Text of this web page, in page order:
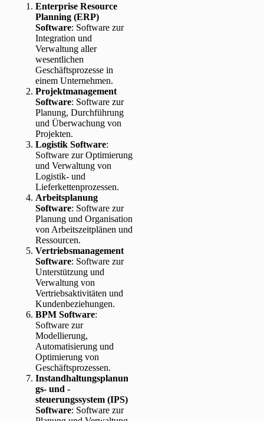
Enterprise Resource
Planning (ERP)
Software: Software zur
Integration und
Verwaltung aller
wesentlichen
Geschäftsprozesse in
einem Unternehmen.
Projektmanagement
Software: Software zur
Planung, Durchführung
und Überwachung von
Projekten.
Logistik Software:
Software zur Optimierung
und Verwaltung von
Logistik- und
Lieferkettenprozessen.
Arbeitsplanung
Software: Software zur
Planung und Organisation
von Arbeitszeitplänen und
Ressourcen.
Vertriebsmanagement
Software: Software zur
Unterstützung und
Verwaltung von
Vertriebsaktivitäten und
Kundenbeziehungen.
BPM Software:
Software zur
Modellierung,
Automatisierung und
Optimierung von
Geschäftsprozessen.
Instandhaltungsplanun
gs- und -
steuerungssystem (IPS)
Software: Software zur